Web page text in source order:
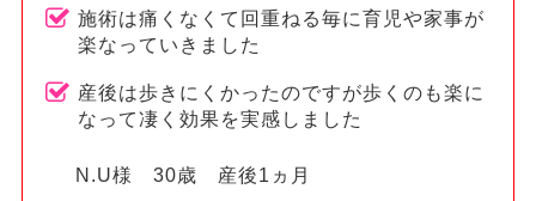
施術は痛くなくて回重ねる毎に育児や家事が
楽なっていきました
産後は歩きにくかったのですが歩くのも楽に
なって凄く効果を実感しました
N.U様 30歳 産後1ヵ月